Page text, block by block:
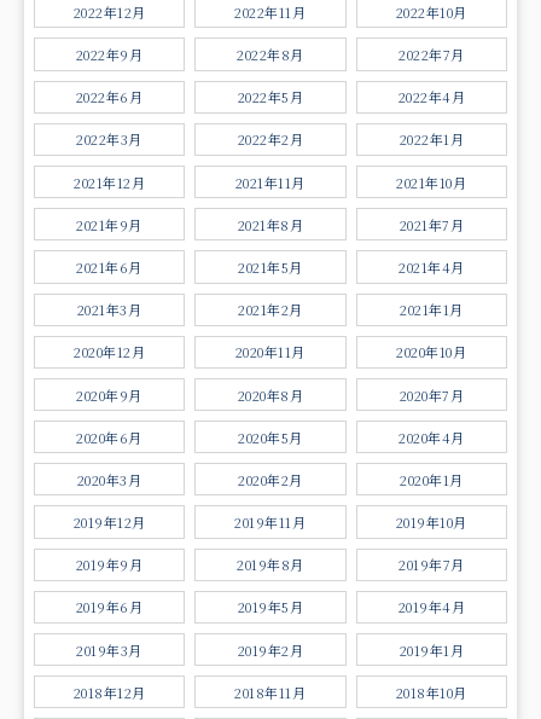
2022年12月 2022年11月 2022年10月
2022年9月 2022年8月 2022年7月
2022年6月 2022年5月 2022年4月
2022年3月 2022年2月 2022年1月
2021年12月 2021年11月 2021年10月
2021年9月 2021年8月 2021年7月
2021年6月 2021年5月 2021年4月
2021年3月 2021年2月 2021年1月
2020年12月 2020年11月 2020年10月
2020年9月 2020年8月 2020年7月
2020年6月 2020年5月 2020年4月
2020年3月 2020年2月 2020年1月
2019年12月 2019年11月 2019年10月
2019年9月 2019年8月 2019年7月
2019年6月 2019年5月 2019年4月
2019年3月 2019年2月 2019年1月
2018年12月 2018年11月 2018年10月